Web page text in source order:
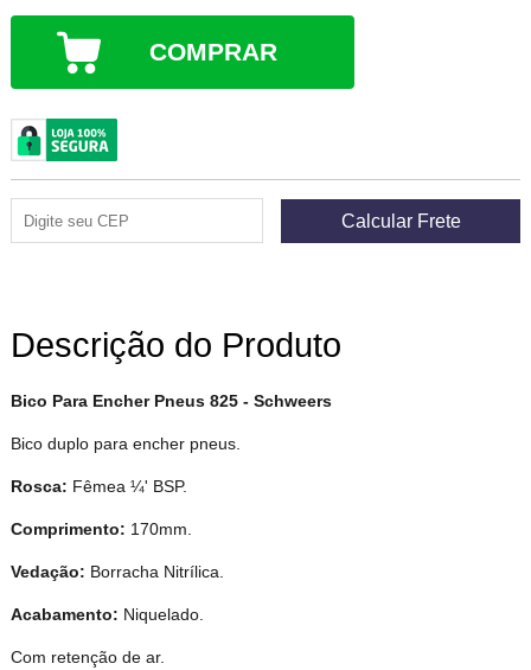
COMPRAR
Descrição do Produto
Bico Para Encher Pneus 825 - Schweers
Bico duplo para encher pneus.
Rosca: Fêmea ¼' BSP.
Comprimento: 170mm.
Vedação: Borracha Nitrílica.
Acabamento: Niquelado.​
Com retenção de ar.